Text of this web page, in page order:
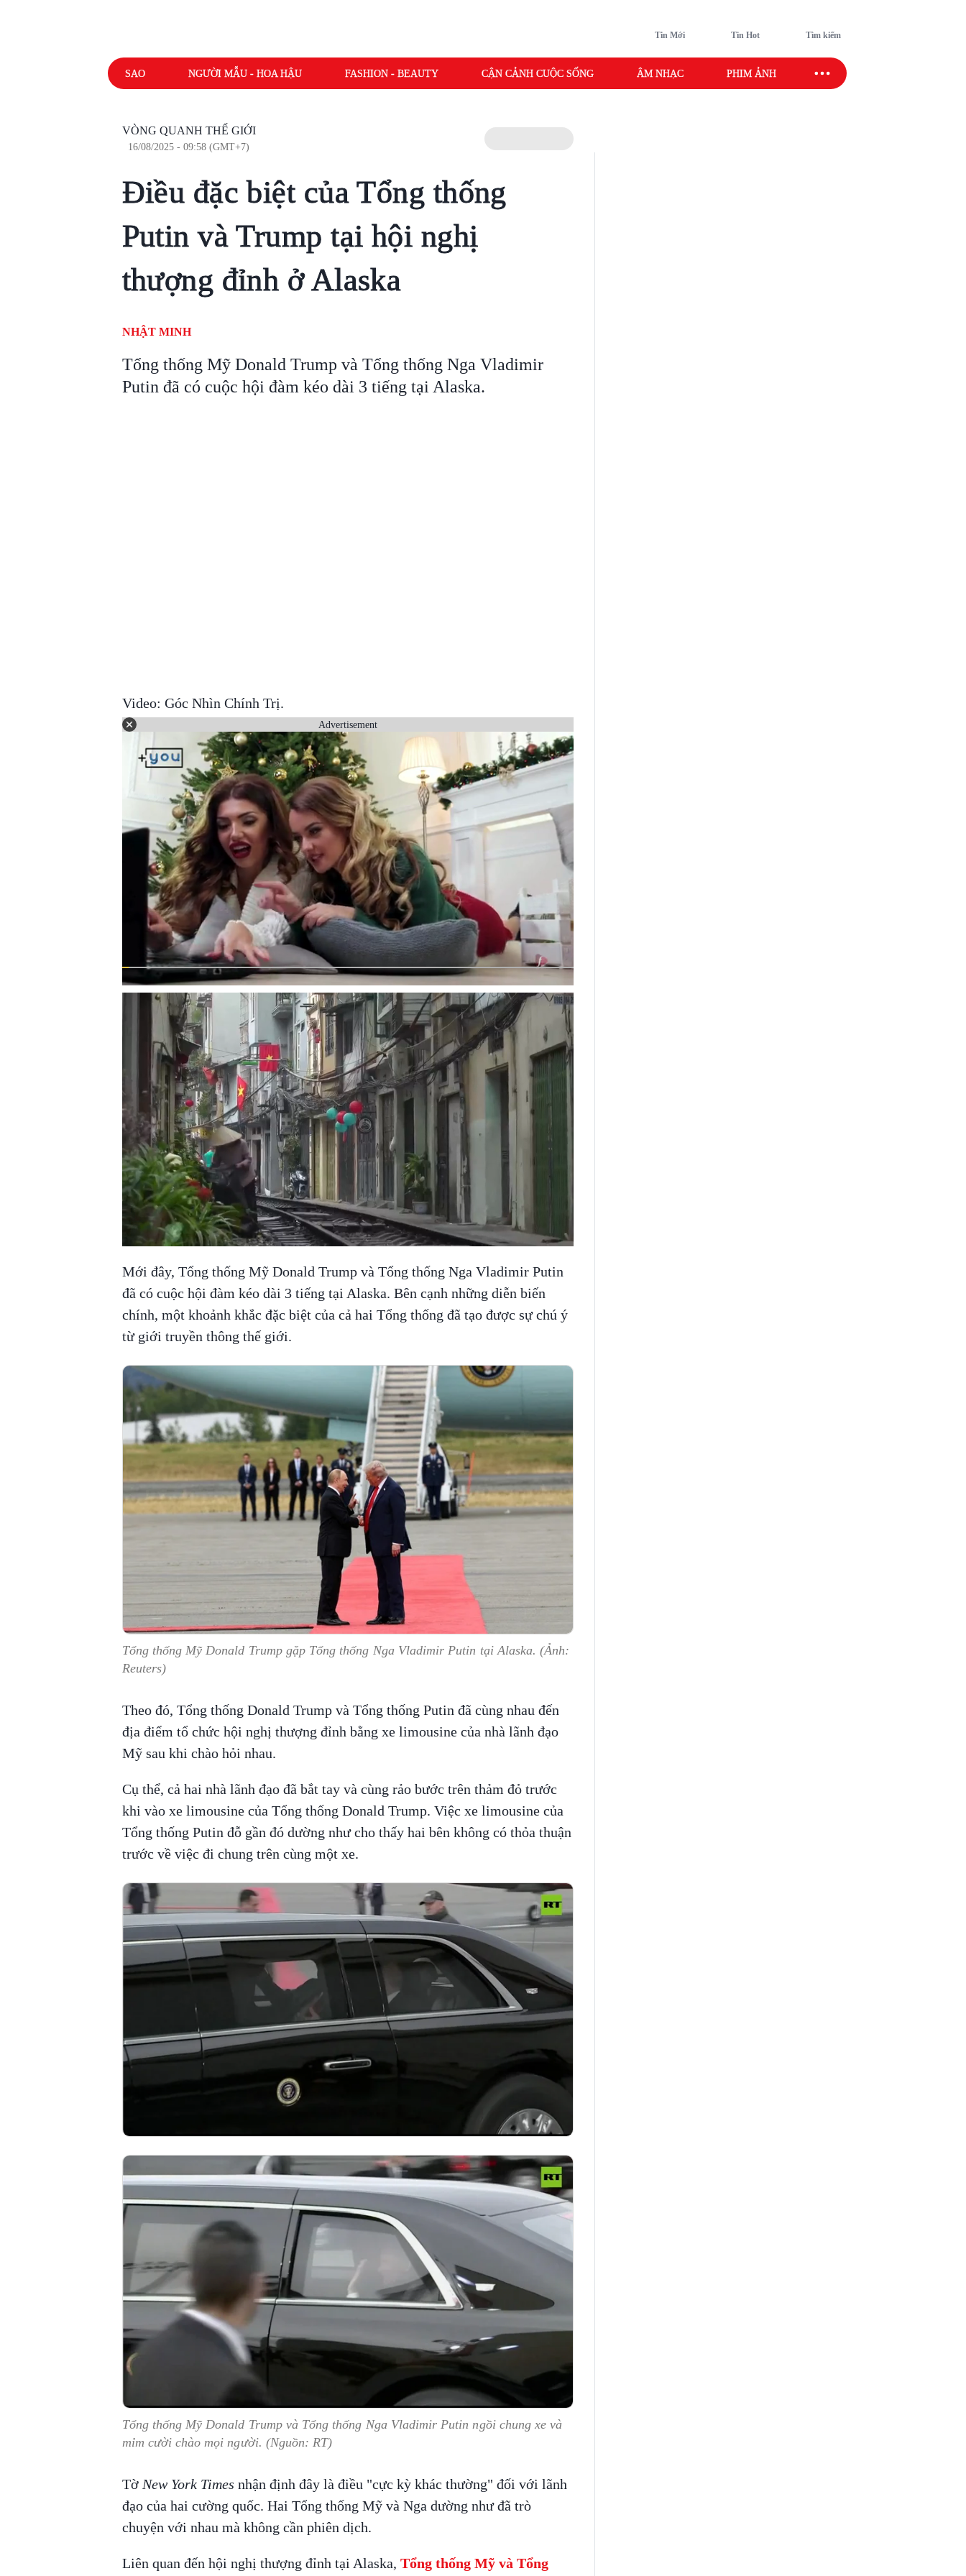
Tin Mới Tin Hot Tìm kiếm
SAO NGƯỜI MẪU - HOA HẬU FASHION - BEAUTY CẬN CẢNH CUỘC SỐNG ÂM NHẠC PHIM ẢNH SAO SPORT
VÒNG QUANH THẾ GIỚI
16/08/2025 - 09:58 (GMT+7)
Điều đặc biệt của Tổng thống
Putin và Trump tại hội nghị
thượng đỉnh ở Alaska
NHẬT MINH
Tổng thống Mỹ Donald Trump và Tổng thống Nga Vladimir
Putin đã có cuộc hội đàm kéo dài 3 tiếng tại Alaska.
Video: Góc Nhìn Chính Trị.
Advertisement
Mới đây, Tổng thống Mỹ Donald Trump và Tổng thống Nga Vladimir Putin
đã có cuộc hội đàm kéo dài 3 tiếng tại Alaska. Bên cạnh những diễn biến
chính, một khoảnh khắc đặc biệt của cả hai Tổng thống đã tạo được sự chú ý
từ giới truyền thông thế giới.
Tổng thống Mỹ Donald Trump gặp Tổng thống Nga Vladimir Putin tại Alaska. (Ảnh:
Reuters)
Theo đó, Tổng thống Donald Trump và Tổng thống Putin đã cùng nhau đến
địa điểm tổ chức hội nghị thượng đỉnh bằng xe limousine của nhà lãnh đạo
Mỹ sau khi chào hỏi nhau.
Cụ thể, cả hai nhà lãnh đạo đã bắt tay và cùng rảo bước trên thảm đỏ trước
khi vào xe limousine của Tổng thống Donald Trump. Việc xe limousine của
Tổng thống Putin đỗ gần đó dường như cho thấy hai bên không có thỏa thuận
trước về việc đi chung trên cùng một xe.
Tổng thống Mỹ Donald Trump và Tổng thống Nga Vladimir Putin ngồi chung xe và
mỉm cười chào mọi người. (Nguồn: RT)
Tờ New York Times nhận định đây là điều "cực kỳ khác thường" đối với lãnh
đạo của hai cường quốc. Hai Tổng thống Mỹ và Nga dường như đã trò
chuyện với nhau mà không cần phiên dịch.
Liên quan đến hội nghị thượng đỉnh tại Alaska, Tổng thống Mỹ và Tổng